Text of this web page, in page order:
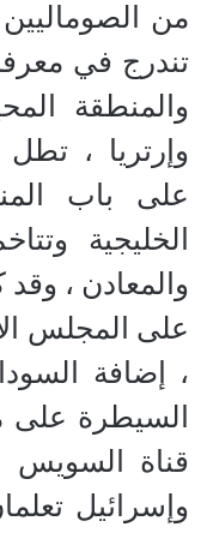
من الصوماليين
تندرج في
والمنطقة
وإرتريا ،
على باب
الخليجية
والمعادن ،
على المجلس
، إضافة
السيطرة على
قناة السويس
وإسرائيل